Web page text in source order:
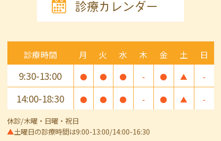
診療カレンダー
診療時間 月 火 水 木 金 土 日
9:30-13:00 ● ● ● - ● ▲ -
14:00-18:30 ● ● ● - ● ▲ -
休診/木曜・日曜・祝日
▲土曜日の診療時間は9:00-13:00/14:00-16:30